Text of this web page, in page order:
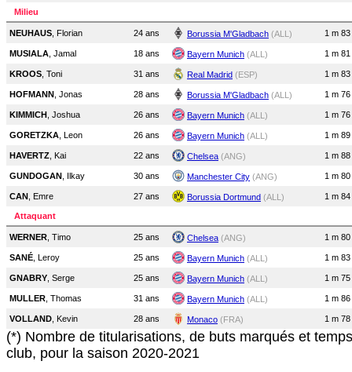
Milieu
NEUHAUS , Florian 24 ans Borussia M'Gladbach (ALL) 1 m 83
MUSIALA , Jamal 18 ans Bayern Munich (ALL) 1 m 81
KROOS , Toni 31 ans Real Madrid (ESP) 1 m 83
HOFMANN , Jonas 28 ans Borussia M'Gladbach (ALL) 1 m 76
KIMMICH , Joshua 26 ans Bayern Munich (ALL) 1 m 76
GORETZKA , Leon 26 ans Bayern Munich (ALL) 1 m 89
HAVERTZ , Kai 22 ans Chelsea (ANG) 1 m 88
GUNDOGAN , Ilkay 30 ans Manchester City (ANG) 1 m 80
CAN , Emre 27 ans Borussia Dortmund (ALL) 1 m 84
Attaquant
WERNER , Timo 25 ans Chelsea (ANG) 1 m 80
SANÉ , Leroy 25 ans Bayern Munich (ALL) 1 m 83
GNABRY , Serge 25 ans Bayern Munich (ALL) 1 m 75
MULLER , Thomas 31 ans Bayern Munich (ALL) 1 m 86
VOLLAND , Kevin 28 ans Monaco (FRA) 1 m 78
(*) Nombre de titularisations, de buts marqués et
club, pour la saison 2020-2021